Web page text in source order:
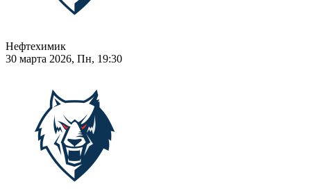
Нефтехимик
30 марта 2026, Пн, 19:30